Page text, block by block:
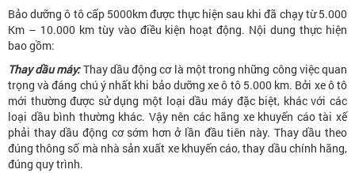
Bảo dưỡng ô tô cấp 5000km được thực hiện sau khi đã chạy từ 5.000
Km – 10.000 km tùy vào điều kiện hoạt động. Nội dung thực hiện
bao gồm:
Thay dầu máy:Thay dầu động cơ là một trong những công việc quan
trọng và đáng chú ý nhất khi bảo dưỡng xe ô tô 5.000 km. Bởi xe ô tô
mới thường được sử dụng một loại dầu máy đặc biệt, khác với các
loại dầu bình thường khác. Vậy nên các hãng xe khuyến cáo tài xế
phải thay dầu động cơ sớm hơn ở lần đầu tiên này. Thay dầu theo
đúng thông số mà nhà sản xuất xe khuyến cáo, thay dầu chính hãng,
đúng quy trình.